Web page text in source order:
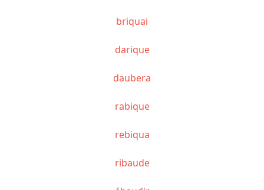
briquai
darique
daubera
rabique
rebiqua
ribaude